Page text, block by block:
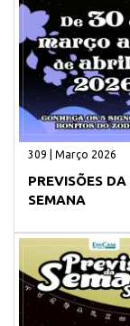
309 | Março 2026
PREVISÕES DA
SEMANA